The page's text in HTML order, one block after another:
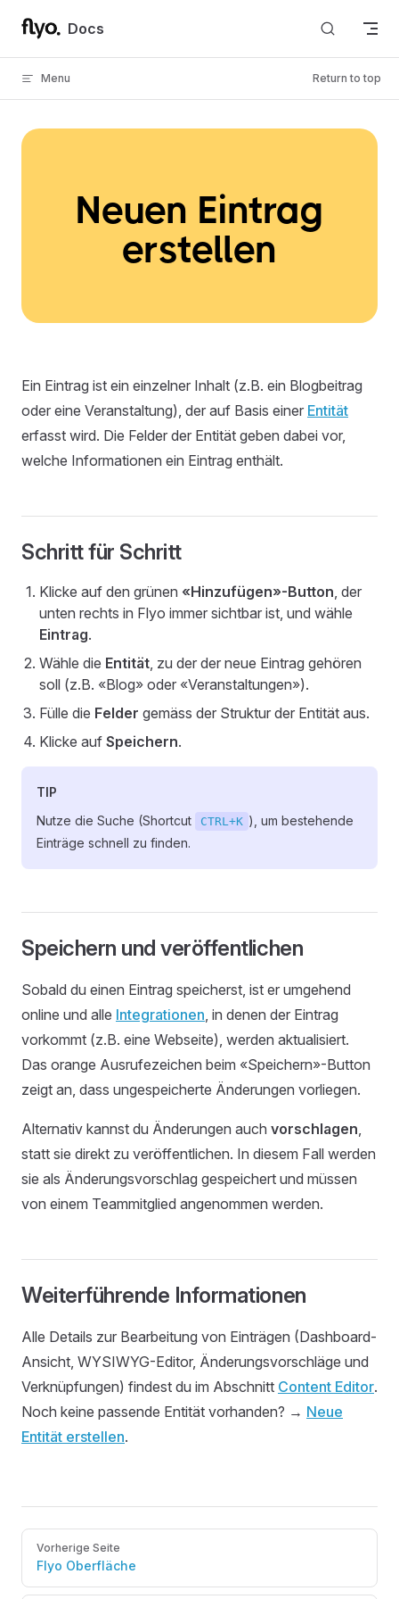
Skip to content
Docs
Menu Return to top
Neuen Eintrag
erstellen
Ein Eintrag ist ein einzelner Inhalt (z.B. ein Blogbeitrag
oder eine Veranstaltung), der auf Basis einer Entität
erfasst wird. Die Felder der Entität geben dabei vor,
welche Informationen ein Eintrag enthält.
Schritt für Schritt
Klicke auf den grünen «Hinzufügen»-Button, der
unten rechts in Flyo immer sichtbar ist, und wähle
Eintrag.
Wähle die Entität, zu der der neue Eintrag gehören
soll (z.B. «Blog» oder «Veranstaltungen»).
Fülle die Felder gemäss der Struktur der Entität aus.
Klicke auf Speichern.
TIP
Nutze die Suche (Shortcut
CTRL+K ), um bestehende
Einträge schnell zu finden.
Speichern und veröffentlichen
Sobald du einen Eintrag speicherst, ist er umgehend
online und alle Integrationen, in denen der Eintrag
vorkommt (z.B. eine Webseite), werden aktualisiert.
Das orange Ausrufezeichen beim «Speichern»-Button
zeigt an, dass ungespeicherte Änderungen vorliegen.
Alternativ kannst du Änderungen auch vorschlagen,
statt sie direkt zu veröffentlichen. In diesem Fall werden
sie als Änderungsvorschlag gespeichert und müssen
von einem Teammitglied angenommen werden.
Weiterführende Informationen
Alle Details zur Bearbeitung von Einträgen (Dashboard-
Ansicht, WYSIWYG-Editor, Änderungsvorschläge und
Verknüpfungen) findest du im Abschnitt Content Editor.
Noch keine passende Entität vorhanden? → Neue
Entität erstellen.
Pager
Vorherige Seite
Flyo Oberfläche